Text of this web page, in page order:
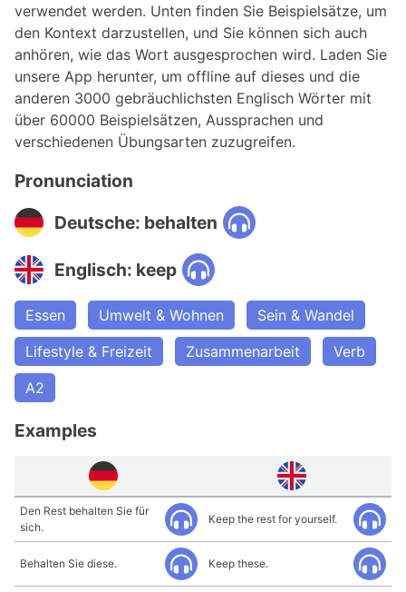
verwendet werden. Unten finden Sie Beispielsätze, um
den Kontext darzustellen, und Sie können sich auch
anhören, wie das Wort ausgesprochen wird. Laden Sie
unsere App herunter, um offline auf dieses und die
anderen 3000 gebräuchlichsten Englisch Wörter mit
über 60000 Beispielsätzen, Aussprachen und
verschiedenen Übungsarten zuzugreifen.
Pronunciation
Deutsche: behalten
Englisch: keep
Essen Umwelt & Wohnen
Sein & Wandel
Lifestyle & Freizeit
Zusammenarbeit
Verb
A2
Examples
Den Rest behalten Sie für
sich.
Keep the rest for yourself.
Behalten Sie diese. Keep these.